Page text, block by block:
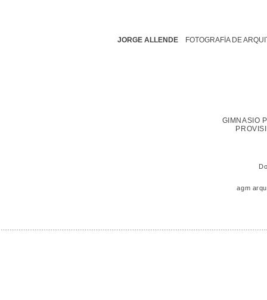
GIMNASIO
agm
JORGE ALLENDE FOTOGRAFÍA DE